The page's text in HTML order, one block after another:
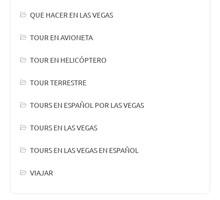
QUE HACER EN LAS VEGAS
TOUR EN AVIONETA
TOUR EN HELICÓPTERO
TOUR TERRESTRE
TOURS EN ESPAÑOL POR LAS VEGAS
TOURS EN LAS VEGAS
TOURS EN LAS VEGAS EN ESPAÑOL
VIAJAR